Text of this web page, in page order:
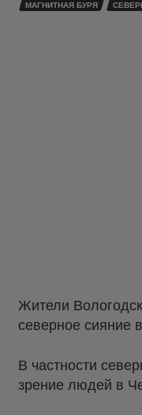
МАГНИТНАЯ БУРЯ
Жители
северное сияние
В частности
зрение людей в